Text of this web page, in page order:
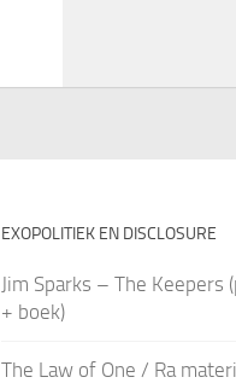
EXOPOLITIEK EN DISCLOSURE
Jim Sparks – The Keepers
+ boek)
The Law of One / Ra